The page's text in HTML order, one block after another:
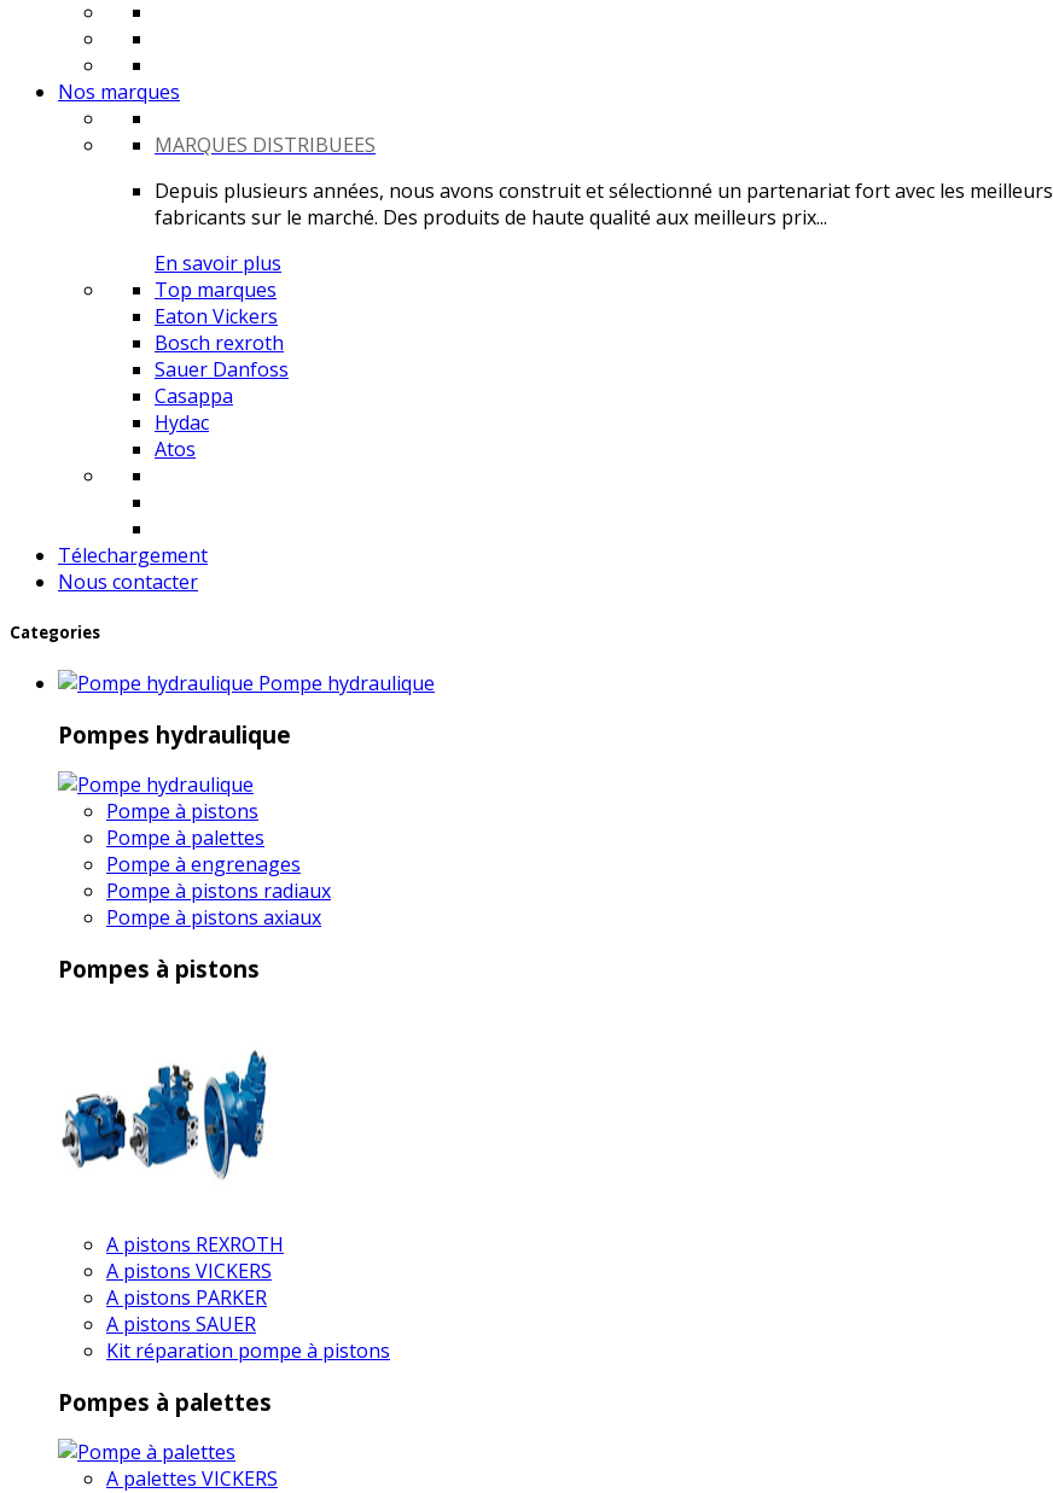
Nos marques
MARQUES DISTRIBUEES
Depuis plusieurs années, nous avons construit et sélectionné un partenariat fort avec les meilleurs
fabricants sur le marché. Des produits de haute qualité aux meilleurs prix...
En savoir plus
Top marques
Eaton Vickers
Bosch rexroth
Sauer Danfoss
Casappa
Hydac
Atos
Télechargement
Nous contacter
Categories
Pompe hydraulique
Pompes hydraulique
Pompe à pistons
Pompe à palettes
Pompe à engrenages
Pompe à pistons radiaux
Pompe à pistons axiaux
Pompes à pistons
A pistons REXROTH
A pistons VICKERS
A pistons PARKER
A pistons SAUER
Kit réparation pompe à pistons
Pompes à palettes
A palettes VICKERS